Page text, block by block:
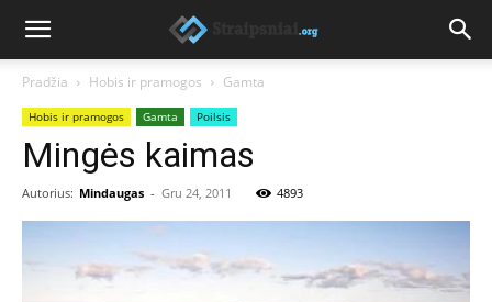
Pradžia Hobis ir pramogos Gamta
Hobis ir pramogos Gamta Poilsis
Mingės kaimas
Autorius: Mindaugas - Gru 24, 2011 4893